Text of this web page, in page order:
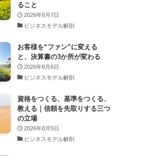
ること
2026年8月7日
ビジネスモデル解剖
お客様を“ファン”に変える
と、決算書の3か所が変わる
2026年8月6日
ビジネスモデル解剖
資格をつくる、基準をつくる、
教える｜信頼を先取りする三つ
の立場
2026年8月5日
ビジネスモデル解剖